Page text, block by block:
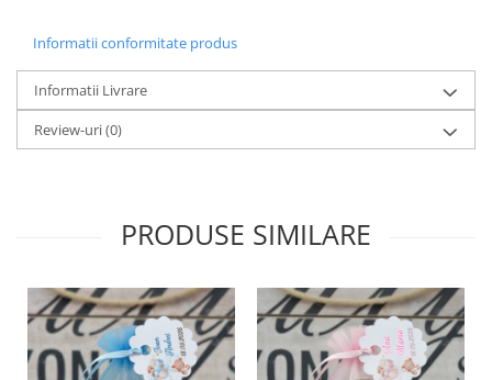
Informatii conformitate produs
Informatii Livrare
Review-uri(0)
PRODUSE SIMILARE